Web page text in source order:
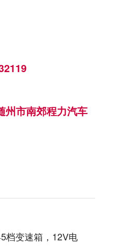
州市南郊程力汽车
档变速箱，12V电